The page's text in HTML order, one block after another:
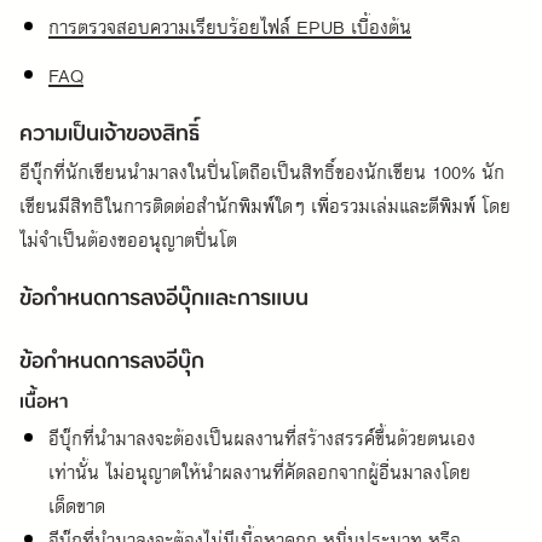
การตรวจสอบความเรียบร้อยไฟล์ EPUB เบื้องต้น
FAQ
ความเป็นเจ้าของสิทธิ์
อีบุ๊กที่นักเขียนนำมาลงในปิ่นโตถือเป็นสิทธิ์ของนักเขียน 100% นัก
เขียนมีสิทธิในการติดต่อสำนักพิมพ์ใดๆ เพื่อรวมเล่มและตีพิมพ์ โดย
ไม่จำเป็นต้องขออนุญาตปิ่นโต
ข้อกำหนดการลงอีบุ๊กและการแบน
ข้อกำหนดการลงอีบุ๊ก
เนื้อหา
อีบุ๊กที่นำมาลงจะต้องเป็นผลงานที่สร้างสรรค์ขึ้นด้วยตนเอง
เท่านั้น ไม่อนุญาตให้นำผลงานที่คัดลอกจากผู้อื่นมาลงโดย
เด็ดขาด